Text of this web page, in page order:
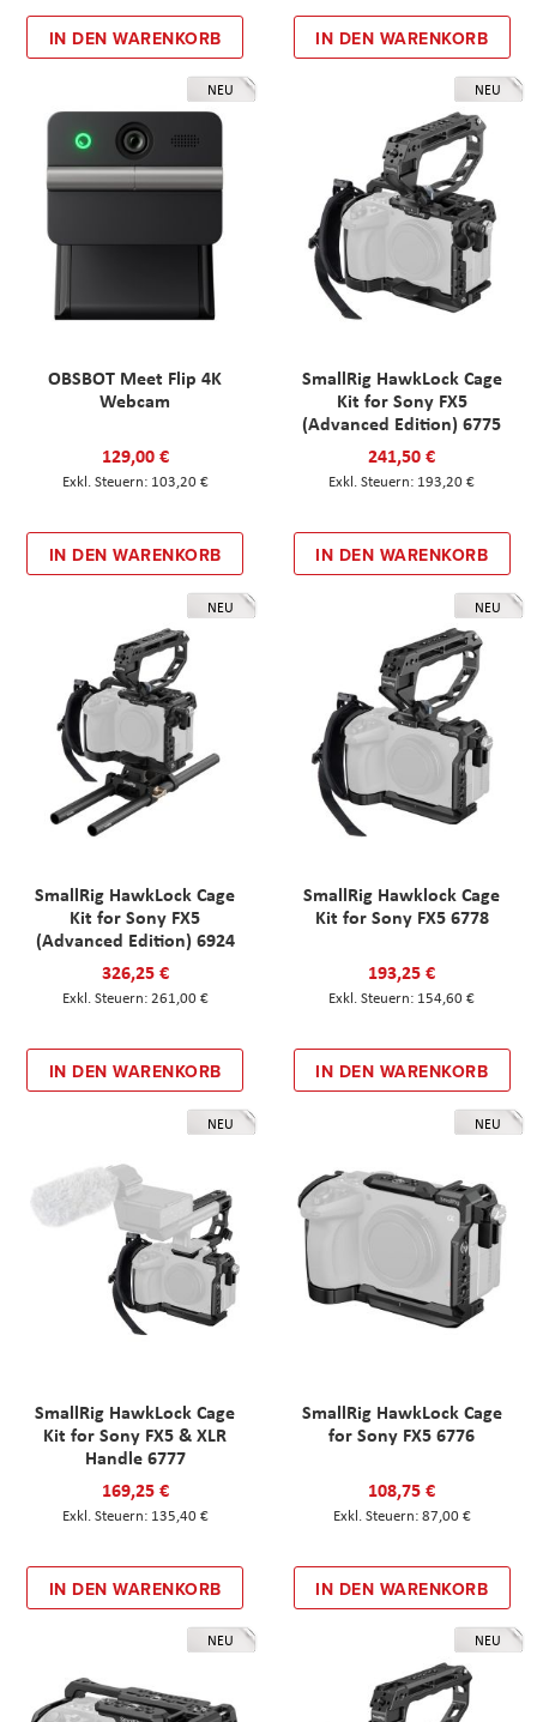
IN DEN WARENKORB IN DEN WARENKORB
NEU
OBSBOT Meet Flip 4K
Webcam
129,00 €
103,20 €
IN DEN WARENKORB
NEU
SmallRig HawkLock Cage
Kit for Sony FX5
(Advanced Edition) 6775
241,50 €
193,20 €
IN DEN WARENKORB
NEU
SmallRig HawkLock Cage
Kit for Sony FX5
(Advanced Edition) 6924
326,25 €
261,00 €
IN DEN WARENKORB
NEU
SmallRig Hawklock Cage
Kit for Sony FX5 6778
193,25 €
154,60 €
IN DEN WARENKORB
NEU
SmallRig HawkLock Cage
Kit for Sony FX5 & XLR
Handle 6777
169,25 €
135,40 €
IN DEN WARENKORB
NEU
SmallRig HawkLock Cage
for Sony FX5 6776
108,75 €
87,00 €
IN DEN WARENKORB
NEU NEU